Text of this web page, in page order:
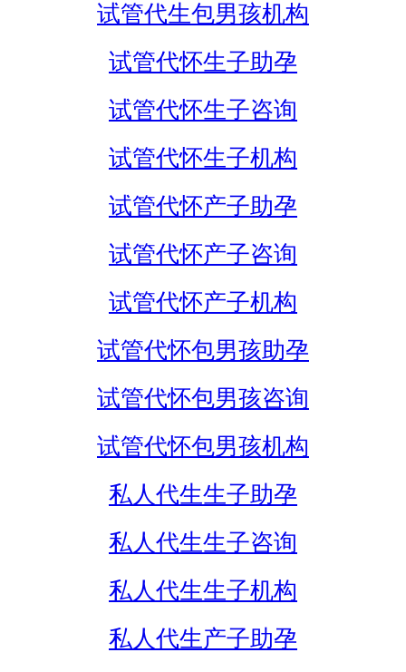
试管代生包男孩机构
试管代怀生子助孕
试管代怀生子咨询
试管代怀生子机构
试管代怀产子助孕
试管代怀产子咨询
试管代怀产子机构
试管代怀包男孩助孕
试管代怀包男孩咨询
试管代怀包男孩机构
私人代生生子助孕
私人代生生子咨询
私人代生生子机构
私人代生产子助孕